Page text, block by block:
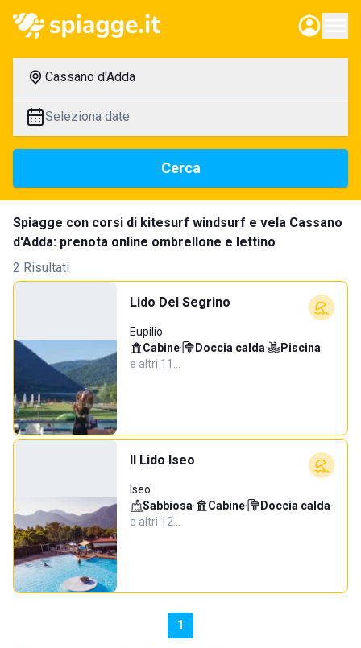
Cassano d'Adda
Seleziona date
Cerca
Spiagge con corsi di kitesurf windsurf e vela Cassano
d'Adda: prenota online ombrellone e lettino
2 Risultati
Lido Del Segrino
Eupilio
Cabine· Doccia calda· Piscina·
e altri 11…
Il Lido Iseo
Iseo
Sabbiosa· Cabine· Doccia calda·
e altri 12…
1